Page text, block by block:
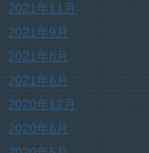
2021年11月
2021年9月
2021年8月
2021年6月
2020年12月
2020年6月